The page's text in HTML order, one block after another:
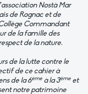
Nostà Mar
de Rognac et de
Commandant
de la famille des
de la nature.
de la lutte contre le
de ce cahier à
de la 6ème à la 3ème et
notre patrimoine